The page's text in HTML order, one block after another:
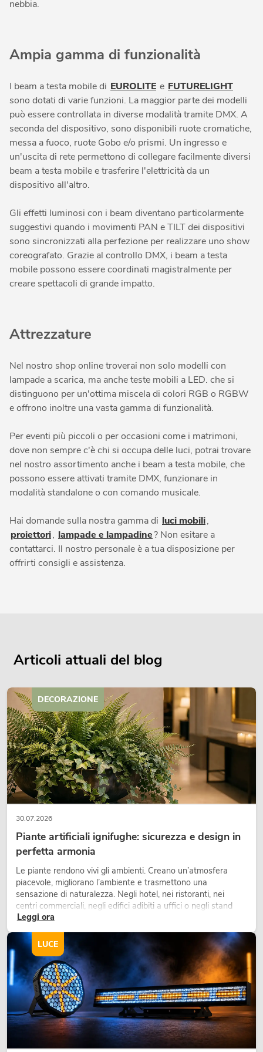
nebbia.
Ampia gamma di funzionalità
I beam a testa mobile di EUROLITE e FUTURELIGHT
sono dotati di varie funzioni. La maggior parte dei modelli
può essere controllata in diverse modalità tramite DMX. A
seconda del dispositivo, sono disponibili ruote cromatiche,
messa a fuoco, ruote Gobo e/o prismi. Un ingresso e
un'uscita di rete permettono di collegare facilmente diversi
beam a testa mobile e trasferire l'elettricità da un
dispositivo all'altro.
Gli effetti luminosi con i beam diventano particolarmente
suggestivi quando i movimenti PAN e TILT dei dispositivi
sono sincronizzati alla perfezione per realizzare uno show
coreografato. Grazie al controllo DMX, i beam a testa
mobile possono essere coordinati magistralmente per
creare spettacoli di grande impatto.
Attrezzature
Nel nostro shop online troverai non solo modelli con
lampade a scarica, ma anche teste mobili a LED. che si
distinguono per un'ottima miscela di colori RGB o RGBW
e offrono inoltre una vasta gamma di funzionalità.
Per eventi più piccoli o per occasioni come i matrimoni,
dove non sempre c'è chi si occupa delle luci, potrai trovare
nel nostro assortimento anche i beam a testa mobile, che
possono essere attivati tramite DMX, funzionare in
modalità standalone o con comando musicale.
Hai domande sulla nostra gamma di luci mobili,
proiettori, lampade e lampadine? Non esitare a
contattarci. Il nostro personale è a tua disposizione per
offrirti consigli e assistenza.
Articoli attuali del blog
30.07.2026
Piante artificiali ignifughe: sicurezza e design in
perfetta armonia
Le piante rendono vivi gli ambienti. Creano un’atmosfera
piacevole, migliorano l’ambiente e trasmettono una
sensazione di naturalezza. Negli hotel, nei ristoranti, nei
centri commerciali, negli edifici adibiti a uffici o negli stand
fieristici, una vegetazione di alta qualità è ormai parte
Leggi ora
DECORAZIONE
LUCE